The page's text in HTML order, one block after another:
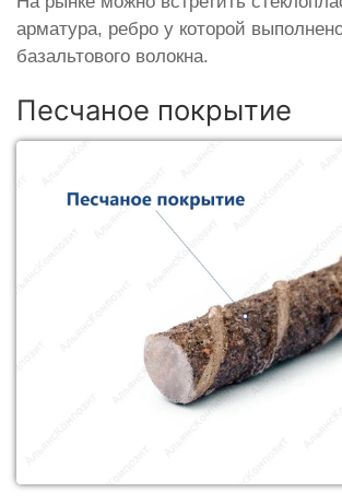
арматура, ребро у которой
базальтового волокна.
Песчаное покрытие